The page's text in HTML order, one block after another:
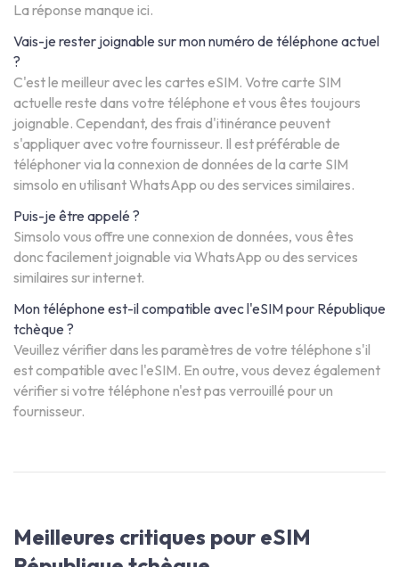
La réponse manque ici.
Vais-je rester joignable sur mon numéro de téléphone actuel
?
C'est le meilleur avec les cartes eSIM. Votre carte SIM
actuelle reste dans votre téléphone et vous êtes toujours
joignable. Cependant, des frais d'itinérance peuvent
s'appliquer avec votre fournisseur. Il est préférable de
téléphoner via la connexion de données de la carte SIM
simsolo en utilisant WhatsApp ou des services similaires.
Puis-je être appelé ?
Simsolo vous offre une connexion de données, vous êtes
donc facilement joignable via WhatsApp ou des services
similaires sur internet.
Mon téléphone est-il compatible avec l'eSIM pour République
tchèque ?
Veuillez vérifier dans les paramètres de votre téléphone s'il
est compatible avec l'eSIM. En outre, vous devez également
vérifier si votre téléphone n'est pas verrouillé pour un
fournisseur.
Meilleures critiques pour eSIM